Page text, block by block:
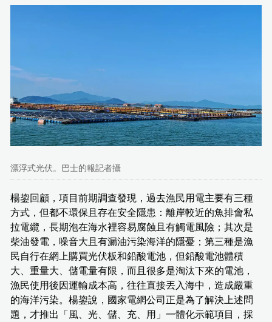
漂浮式光伏。巴士的報記者攝
楊鋆回顧，項目前期調查發現，過去漁民用電主要有三種
方式，但都不環保且存在安全隱患：離岸較近的魚排會私
拉電纜，長期泡在海水裡容易腐蝕且有觸電風險；其次是
柴油發電，噪音大且有漏油污染海洋的隱憂；第三種是漁
民自行在網上購買光伏板和鉛酸電池，但鉛酸電池體積
大、重量大、儲電量有限，而且很多是淘汰下來的電池，
漁民使用後因運輸成本高，往往直接丟入海中，造成嚴重
的海洋污染。楊鋆說，國家電網公司正是為了解決上述問
題，才推出「風、光、儲、充、用」一體化示範項目，採